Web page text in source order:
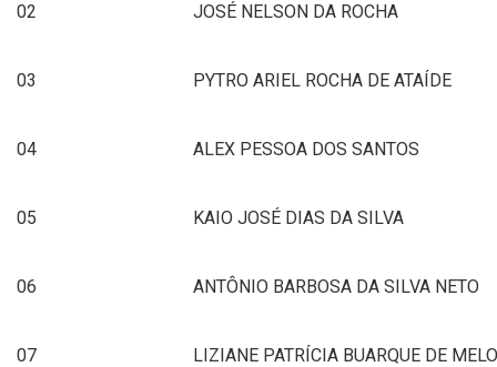
02 JOSÉ NELSON DA ROCHA
03 PYTRO ARIEL ROCHA DE ATAÍDE
04 ALEX PESSOA DOS SANTOS
05 KAIO JOSÉ DIAS DA SILVA
06 ANTÔNIO BARBOSA DA SILVA NETO
07 LIZIANE PATRÍCIA BUARQUE DE